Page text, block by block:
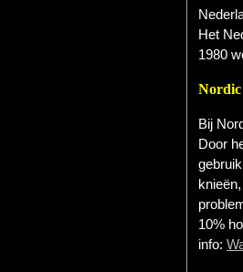
Het
1980
Nordic
Bij
Door
10%
info: